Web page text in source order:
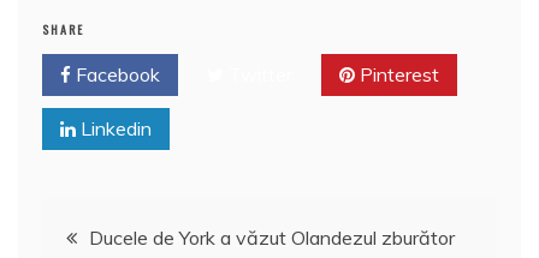
SHARE
Facebook Pinterest
Linkedin
Navigare
Ducele de York a văzut Olandezul zburător